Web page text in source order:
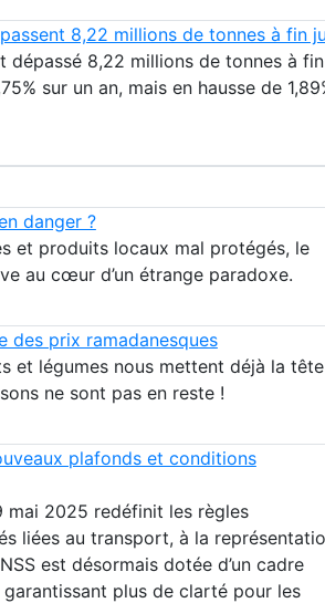
8,22 millions de tonnes à fin
dépassé 8,22 millions de tonnes à fin
sur un an, mais en hausse de
danger ?
et produits locaux mal protégés, le
au cœur d’un étrange paradoxe.
des prix ramadanesques
et légumes nous mettent déjà la
ne sont pas en reste !
plafonds et conditions
mai 2025 redéfinit les règles
liées au transport, à la
est désormais dotée d’un cadre
plus de clarté pour les